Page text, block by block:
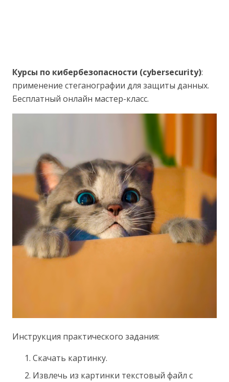
Курсы по кибербезопасности (cybersecurity):
применение стеганографии для защиты данных.
Бесплатный онлайн мастер-класс.
Инструкция практического задания:
Скачать картинку.
Извлечь из картинки текстовый файл с